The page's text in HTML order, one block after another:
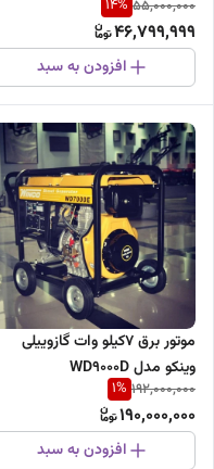
55,000,000
14%
46,799,999
افزودن به سبد
موتور برق 7کیلو وات گازوییلی
وینکو مدل WD9000D
192,000,000
1%
190,000,000
افزودن به سبد